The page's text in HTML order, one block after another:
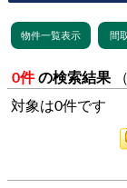
0件 の検索結果
対象は0件です